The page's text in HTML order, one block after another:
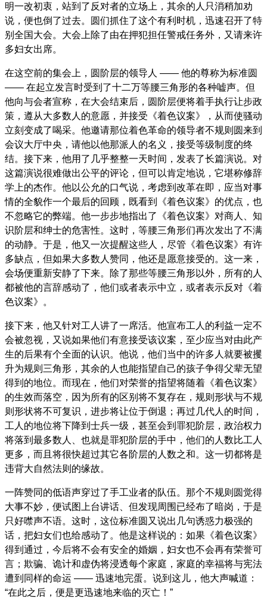
明一改初衷，站到了反对者的立场上，其余的人只消稍加劝
说，便也倒了过去。圆们抓住了这个有利时机，迅速召开了特
别全国大会。大会上除了由在押犯担任警戒任务外，又请来许
多妇女出席。
在这空前的集会上，圆阶层的领导人 —— 他的尊称为标准圆
—— 在起立发言时受到了十二万等腰三角形的各种嘘声。但
他向与会者宣称，在大会结束后，圆阶层便将着手执行让步政
策，遵从大多数人的意愿，并接受《着色议案》，从而使骚动
立刻变成了喝采。他邀请那位着色革命的领导者不规则圆来到
会议大厅中央，请他以他那派人的名义，接受等级制度的终
结。接下来，他用了几乎整整一天时间，发表了长篇演说。对
这篇演说很难做出公平的评论，但可以肯定地说，它堪称修辞
学上的杰作。他以公允的口气说，考虑到改革在即，应当对事
情的全貌作一个最后的回顾，既看到《着色议案》的优点，也
不忽略它的弊端。他一步步地指出了《着色议案》对商人、知
识阶层和绅士的危害性。这时，等腰三角形们再次发出了不满
的动静。于是，他又一次提醒这些人，尽管《着色议案》有许
多缺点，但如果大多数人赞同，他还是愿意接受的。这一来，
会场便重新安静了下来。除了那些等腰三角形以外，所有的人
都被他的言辞感动了，他们或者表示中立，或者表示反对《着
色议案》。
接下来，他又针对工人讲了一席活。他宣布工人的利益一定不
会被忽视，又说如果他们有意接受该议案，至少应当对由此产
生的后果有个全面的认识。他说，他们当中的许多人就要被攫
升为规则三角形，其余的人也能指望自己的孩子争得父辈无望
得到的地位。而现在，他们对荣誉的指望将随着《着色议案》
的生效而落空，因为所有的区别将不复存在，规则形状与不规
则形状将不可复识，进步将让位于倒退；再过几代人的时间，
工人的地位将下降到士兵一级，甚至会到罪犯阶层，政治权力
将落到最多数人、也就是罪犯阶层的手中，他们的人数比工人
更多，而且将很快超过其它各阶层的人数之和。这一切都将是
违背大自然法则的缘故。
一阵赞同的低语声穿过了手工业者的队伍。那个不规则圆觉得
大事不妙，便试图上台讲话、但发现周围已经布了暗岗，于是
只好噤声不语。这时，这位标准圆又说出几句诱惑力极强的
话，把妇女们也给感动了。他是这样说的：如果《着色议案》
得到通过，今后将不会有安全的婚姻，妇女也不会再有荣誉可
言；欺骗、诡计和虚伪将浸透每个家庭，家庭的幸福将与宪法
遭到同样的命运 —— 迅速地完蛋。说到这儿，他大声喊道：
“在此之后，便是更迅速地来临的灭亡！”